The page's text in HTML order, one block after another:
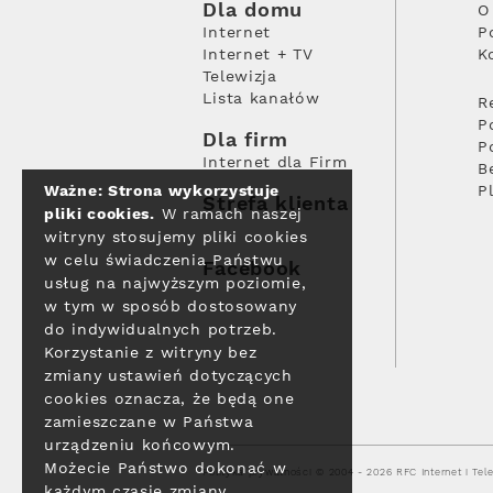
Dla domu
Internet
Internet + TV
Telewizja
Lista kanałów
Dla firm
Internet dla Firm
Strefa klienta
Facebook
Polityka prywatności © 2004 - 2026 RFC Internet i
Ważne: Strona wykorzystuje
pliki cookies. W ramach naszej
witryny stosujemy pliki cookies
w celu świadczenia Państwu
usług na najwyższym poziomie,
w tym w sposób dostosowany
do indywidualnych potrzeb.
Korzystanie z witryny bez
zmiany ustawień dotyczących
cookies oznacza, że będą one
zamieszczane w Państwa
urządzeniu końcowym.
Możecie Państwo dokonać w